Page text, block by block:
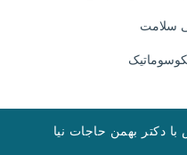
سلامت
با دکتر بهمن حاجات نیا